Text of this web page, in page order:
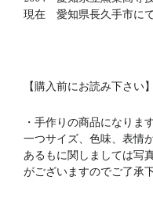
現在 愛知県長久手市に
【購入前にお読み下さい】
・手作りの商品になりま
一つサイズ、色味、表情
あるもに関しましては写
がございますのでご了承